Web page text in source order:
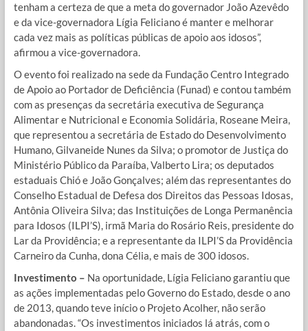
tenham a certeza de que a meta do governador João Azevêdo
e da vice-governadora Lígia Feliciano é manter e melhorar
cada vez mais as políticas públicas de apoio aos idosos”,
afirmou a vice-governadora.
O evento foi realizado na sede da Fundação Centro Integrado
de Apoio ao Portador de Deficiência (Funad) e contou também
com as presenças da secretária executiva de Segurança
Alimentar e Nutricional e Economia Solidária, Roseane Meira,
que representou a secretária de Estado do Desenvolvimento
Humano, Gilvaneide Nunes da Silva; o promotor de Justiça do
Ministério Público da Paraíba, Valberto Lira; os deputados
estaduais Chió e João Gonçalves; além das representantes do
Conselho Estadual de Defesa dos Direitos das Pessoas Idosas,
Antônia Oliveira Silva; das Instituições de Longa Permanência
para Idosos (ILPI’S), irmã Maria do Rosário Reis, presidente do
Lar da Providência; e a representante da ILPI’S da Providência
Carneiro da Cunha, dona Célia, e mais de 300 idosos.
Investimento – Na oportunidade, Lígia Feliciano garantiu que
as ações implementadas pelo Governo do Estado, desde o ano
de 2013, quando teve início o Projeto Acolher, não serão
abandonadas. “Os investimentos iniciados lá atrás, com o